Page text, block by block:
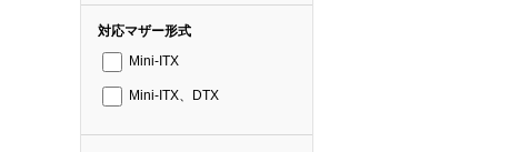
対応マザー形式
Mini-ITX
Mini-ITX、DTX